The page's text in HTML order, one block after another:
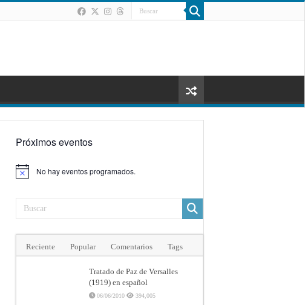
Próximos eventos
Aviso No hay eventos programados.
Reciente Popular Comentarios Tags
Tratado de Paz de Versalles
(1919) en español
06/06/2010 394,005